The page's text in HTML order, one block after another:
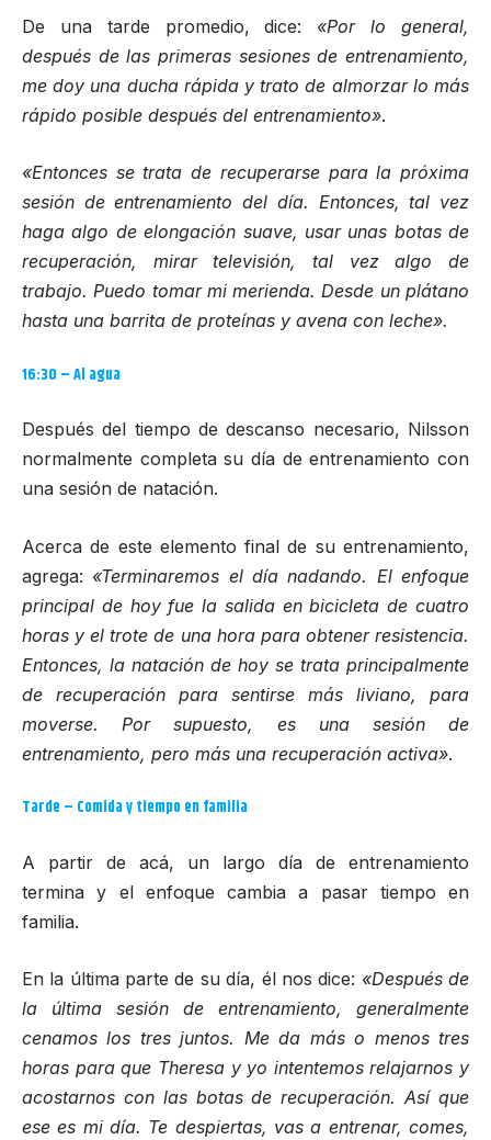
De una tarde promedio, dice: «Por lo general,
después de las primeras sesiones de entrenamiento,
me doy una ducha rápida y trato de almorzar lo más
rápido posible después del entrenamiento».
«Entonces se trata de recuperarse para la próxima
sesión de entrenamiento del día. Entonces, tal vez
haga algo de elongación suave, usar unas botas de
recuperación, mirar televisión, tal vez algo de
trabajo. Puedo tomar mi merienda. Desde un plátano
hasta una barrita de proteínas y avena con leche».
16:30 – Al agua
Después del tiempo de descanso necesario, Nilsson
normalmente completa su día de entrenamiento con
una sesión de natación.
Acerca de este elemento final de su entrenamiento,
agrega: «Terminaremos el día nadando. El enfoque
principal de hoy fue la salida en bicicleta de cuatro
horas y el trote de una hora para obtener resistencia.
Entonces, la natación de hoy se trata principalmente
de recuperación para sentirse más liviano, para
moverse. Por supuesto, es una sesión de
entrenamiento, pero más una recuperación activa».
Tarde – Comida y tiempo en familia
A partir de acá, un largo día de entrenamiento
termina y el enfoque cambia a pasar tiempo en
familia.
En la última parte de su día, él nos dice: «Después de
la última sesión de entrenamiento, generalmente
cenamos los tres juntos. Me da más o menos tres
horas para que Theresa y yo intentemos relajarnos y
acostarnos con las botas de recuperación. Así que
ese es mi día. Te despiertas, vas a entrenar, comes,